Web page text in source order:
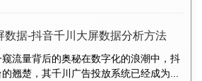
数据-抖音千川大屏数据分析方法
流量背后的奥秘在数字化的浪潮中，抖
翘楚，其千川广告投放系统已经成为...